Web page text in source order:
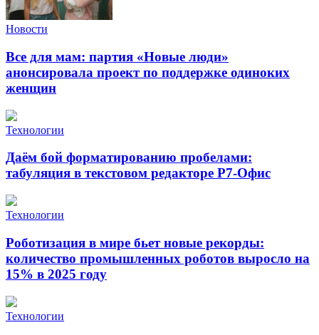
Новости
Все для мам: партия «Новые люди»
анонсировала проект по поддержке одиноких
женщин
Технологии
Даём бой форматированию пробелами:
табуляция в текстовом редакторе Р7-Офис
Технологии
Роботизация в мире бьет новые рекорды:
количество промышленных роботов выросло на
15% в 2025 году
Технологии